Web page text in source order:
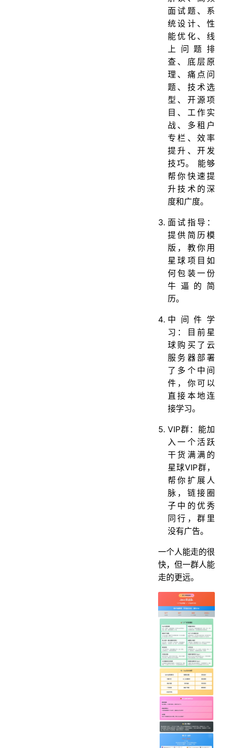
面试题、系
统设计、性
能优化、线
上问题排
查、底层原
理、痛点问
题、技术选
型、开源项
目、工作实
战、多租户
专栏、效率
提升、开发
技巧。 能够
帮你快速提
升技术的深
度和广度。
面试指导：
提供简历模
版，教你用
星球项目如
何包装一份
牛逼的简
历。
中间件学
习：目前星
球购买了云
服务器部署
了多个中间
件，你可以
直接本地连
接学习。
VIP群：能加
入一个活跃
干货满满的
星球VIP群，
帮你扩展人
脉，链接圈
子中的优秀
同行，群里
没有广告。
一个人能走的很
快，但一群人能
走的更远。